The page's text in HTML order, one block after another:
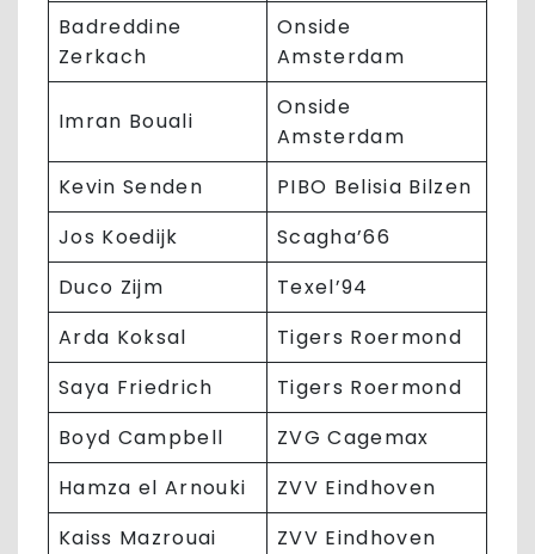
Badreddine
Zerkach
Onside
Amsterdam
Imran Bouali
Onside
Amsterdam
Kevin Senden
PIBO Belisia Bilzen
Jos Koedijk
Scagha’66
Duco Zijm
Texel’94
Arda Koksal
Tigers Roermond
Saya Friedrich
Tigers Roermond
Boyd Campbell
ZVG Cagemax
Hamza el Arnouki
ZVV Eindhoven
Kaiss Mazrouai
ZVV Eindhoven